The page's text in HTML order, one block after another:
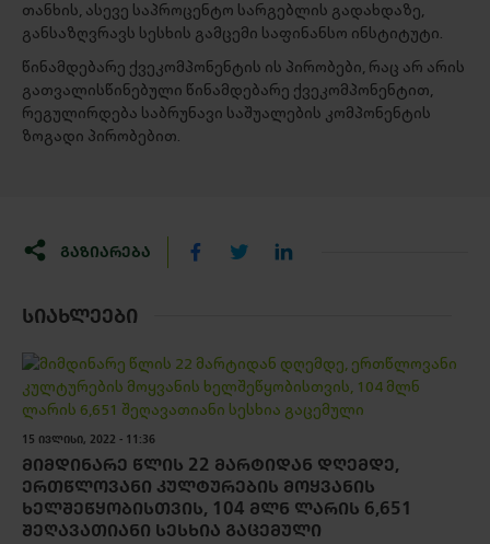
თანხის, ასევე საპროცენტო სარგებლის გადახდაზე,
განსაზღვრავს სესხის გამცემი საფინანსო ინსტიტუტი.
წინამდებარე ქვეკომპონენტის ის პირობები, რაც არ არის
გათვალისწინებული წინამდებარე ქვეკომპონენტით,
რეგულირდება საბრუნავი საშუალების კომპონენტის
ზოგადი პირობებით.
ᲒᲐᲖᲘᲐᲠᲔᲑᲐ
ᲡᲘᲐᲮᲚᲔᲔᲑᲘ
15 ᲘᲕᲚᲘᲡᲘ, 2022 - 11:36
ᲛᲘᲛᲓᲘᲜᲐᲠᲔ ᲬᲚᲘᲡ 22 ᲛᲐᲠᲢᲘᲓᲐᲜ ᲓᲦᲔᲛᲓᲔ,
ᲔᲠᲗᲬᲚᲝᲕᲐᲜᲘ ᲙᲣᲚᲢᲣᲠᲔᲑᲘᲡ ᲛᲝᲧᲕᲐᲜᲘᲡ
ᲮᲔᲚᲨᲔᲬᲧᲝᲑᲘᲡᲗᲕᲘᲡ, 104 ᲛᲚᲜ ᲚᲐᲠᲘᲡ 6,651
ᲨᲔᲦᲐᲕᲐᲗᲘᲐᲜᲘ ᲡᲔᲡᲮᲘᲐ ᲒᲐᲪᲔᲛᲣᲚᲘ